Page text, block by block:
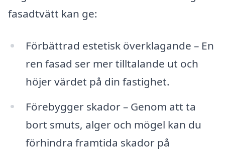
fasadtvätt kan ge:
Förbättrad estetisk överklagande – En
ren fasad ser mer tilltalande ut och
höjer värdet på din fastighet.
Förebygger skador – Genom att ta
bort smuts, alger och mögel kan du
förhindra framtida skador på